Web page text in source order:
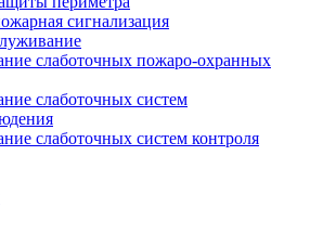
сигнализация
слаботочных пожаро-охранных
слаботочных систем
слаботочных систем контроля